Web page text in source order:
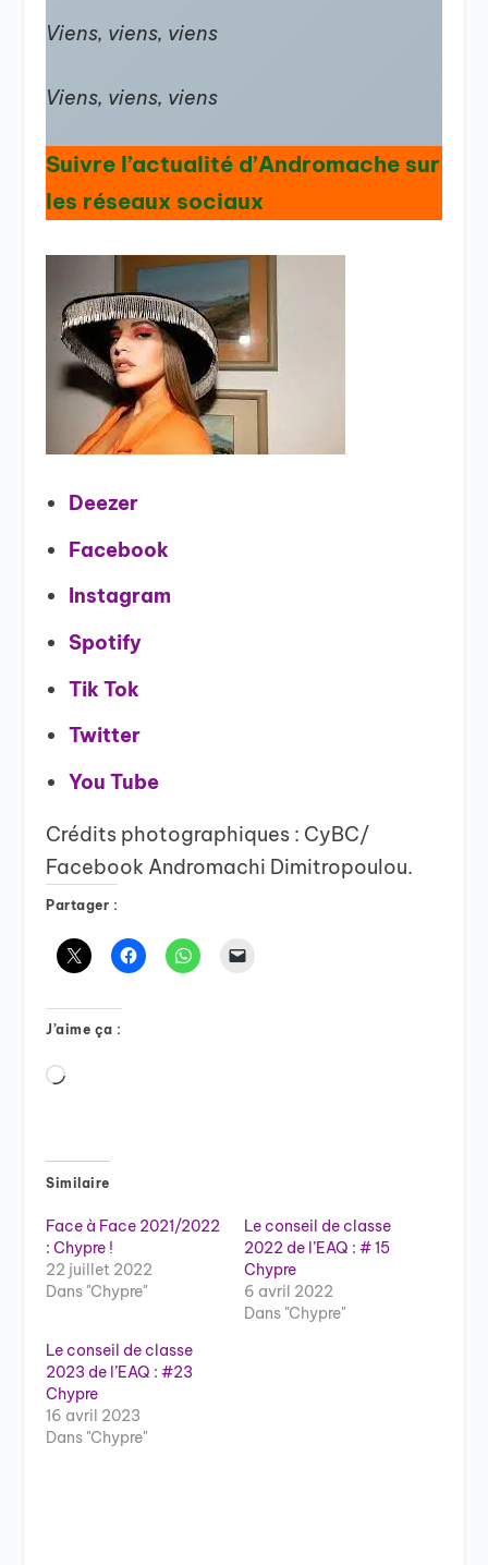
Viens, viens, viens
Viens, viens, viens
Suivre l’actualité d’Andromache sur
les réseaux sociaux
Deezer
Facebook
Instagram
Spotify
Tik Tok
Twitter
You Tube
Crédits photographiques : CyBC/
Facebook Andromachi Dimitropoulou.
Partager :
J’aime ça :
Chargement…
Similaire
Face à Face 2021/2022
: Chypre !
22 juillet 2022
Dans "Chypre"
Le conseil de classe
2022 de l’EAQ : # 15
Chypre
6 avril 2022
Dans "Chypre"
Le conseil de classe
2023 de l’EAQ : #23
Chypre
16 avril 2023
Dans "Chypre"